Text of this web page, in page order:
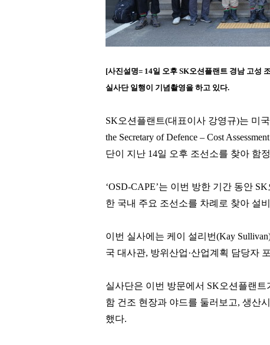
[사진설명= 14일 오후 SK오션플랜트 경남 고성
실사단 일행이 기념촬영을 하고 있다.
SK오션플랜트(대표이사 강영규)는 미
the Secretary of Defence – Cost
단이 지난 14일 오후 조선소를 찾아 함
‘OSD-CAPE’는 이번 방한 기간 동안 SK
한 국내 주요 조선소를 차례로 찾아 설비
이번 실사에는 케이 설리번(Kay
국 대사관, 방위산업·산업계획 담당자
실사단은 이번 방문에서 SK오션플랜트
함 건조 현장과 야드를 둘러보고, 생산
했다.